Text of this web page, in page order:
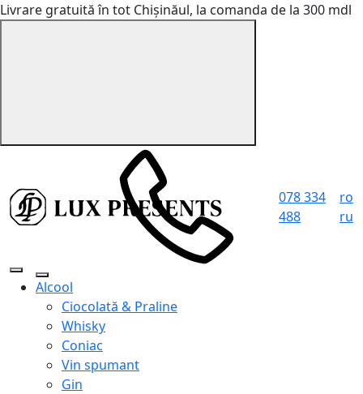
Livrare gratuită în tot Chișinăul, la comanda de la 300 mdl
078 334
488
ro
ru
Alcool
Ciocolată & Praline
Whisky
Coniac
Vin spumant
Gin